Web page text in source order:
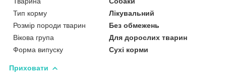
Тип корму
Лікувальний
Розмір породи тварин
Без обмежень
Вікова група
Для дорослих тварин
Форма випуску
Сухі корми
Приховати